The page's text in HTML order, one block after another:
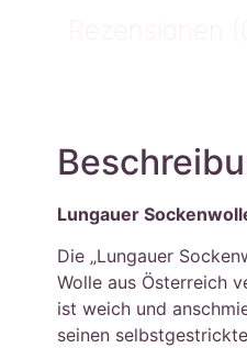
Rezensionen
Lungauer
Die „Lungauer
Wolle aus Österreich
ist weich und
seinen